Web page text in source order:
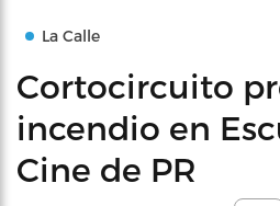
La Calle
Cortocircuito
incendio en
Cine de PR